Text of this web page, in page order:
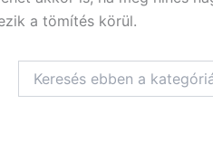
a tömítés körül.